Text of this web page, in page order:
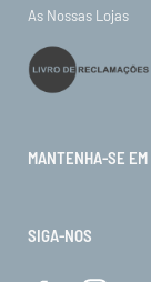
As Nossas Lojas
MANTENHA-SE EM
SIGA-NOS